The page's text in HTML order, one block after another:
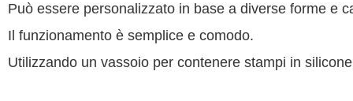
Può essere personalizzato in base a diverse forme e
Il funzionamento è semplice e comodo.
Utilizzando un vassoio per contenere stampi in